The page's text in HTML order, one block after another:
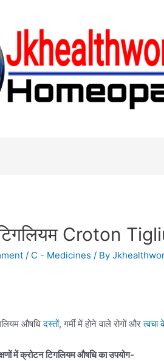
Croton
/ C - Medicines / By
औषधिदस्तों, गर्मी में होने वाले रोगों औरत्वचा
में क्रोटन टिगलियम औषधि का उपयोग-